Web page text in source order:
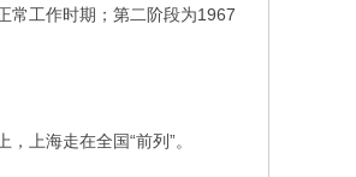
常工作时期；第二阶段为1967
上海走在全国“前列”。